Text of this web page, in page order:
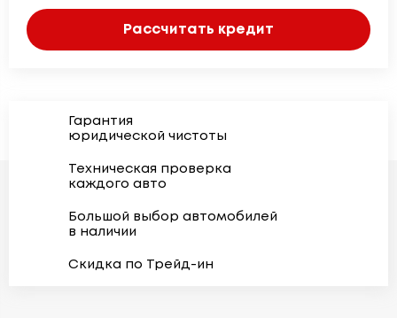
Рассчитать кредит
Гарантия
юридической чистоты
Техническая проверка
каждого авто
Большой выбор автомобилей
в наличии
Скидка по Трейд-ин